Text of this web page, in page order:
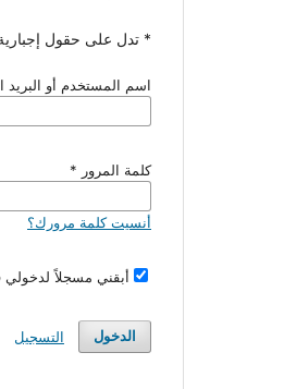
* تدل على حقول
اسم المستخدم أو البريد
كلمة المرور *
أنسيت كلمة مرورك؟
أبقني مسجلاً لدخولي
الدخول التسجيل